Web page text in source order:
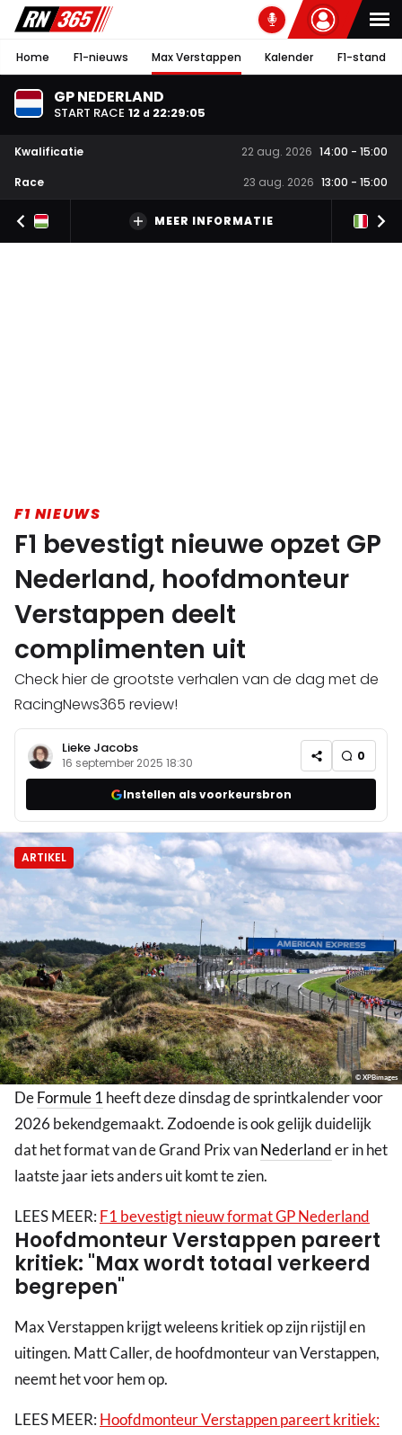
Home F1-nieuws Max Verstappen Kalender F1-stand
GP NEDERLAND
START RACE 12 d 22:29:05
Kwalificatie 22 aug. 2026 14:00 - 15:00
Race
23 aug. 2026 13:00 - 15:00
MEER INFORMATIE
F1 NIEUWS
F1 bevestigt nieuwe opzet GP
Nederland, hoofdmonteur
Verstappen deelt
complimenten uit
Check hier de grootste verhalen van de dag met de
RacingNews365 review!
Lieke Jacobs
16 september 2025 18:30 0
Instellen als voorkeursbron
ARTIKEL
© XPBimages
DeFormule 1 heeft deze dinsdag de sprintkalender voor
2026 bekendgemaakt. Zodoende is ook gelijk duidelijk
dat het format van de Grand Prix vanNederlander in het
laatste jaar iets anders uit komt te zien.
LEES MEER: F1 bevestigt nieuw format GP Nederland
Hoofdmonteur Verstappen pareert
kritiek: "Max wordt totaal verkeerd
begrepen"
Max Verstappen krijgt weleens kritiek op zijn rijstijl en
uitingen. Matt Caller, de hoofdmonteur van Verstappen,
neemt het voor hem op.
LEES MEER: Hoofdmonteur Verstappen pareert kritiek: